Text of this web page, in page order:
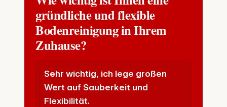
gründliche und flexible
Bodenreinigung in Ihrem
Zuhause?
Sehr wichtig, ich lege großen
Wert auf Sauberkeit und
Flexibilität.